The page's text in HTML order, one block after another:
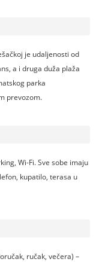
je udaljenosti od
a i druga duža plaža
parka
prevozom.
Wi-Fi. Sve sobe imaju
kupatilo, terasa u
ručak, večera) –